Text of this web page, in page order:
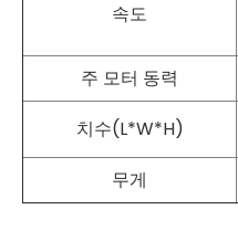
속도
주 모터 동력
치수(L*W*H)
무게